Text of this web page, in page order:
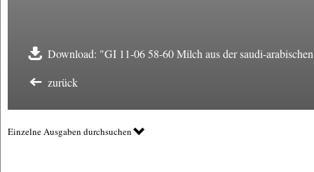
Download: "GI 11-06 58-60 Milch aus der saudi-
zurück
Einzelne Ausgaben durchsuchen